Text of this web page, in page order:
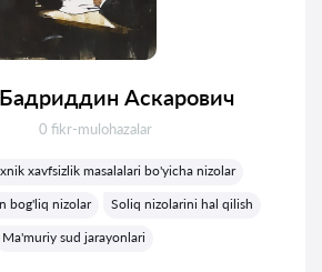
Аскарович
Fikrlar:
0 fikr-mulohazalar
xavfsizlik masalalari bo'yicha nizolar
bog'liq nizolar
Soliq nizolarini hal qilish
Ma'muriy sud jarayonlari